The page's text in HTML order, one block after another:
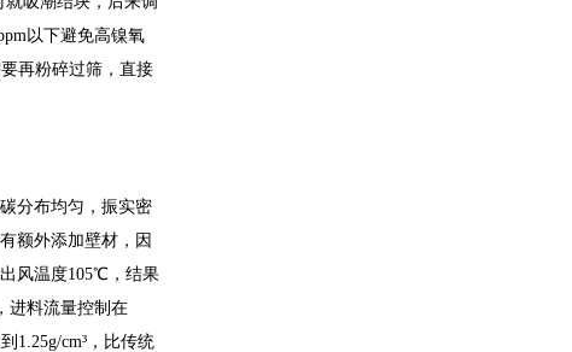
以下避免高镍氧
再粉碎过筛，直接
分布均匀，振实密
额外添加壁材，因
风温度105℃，结果
进料流量控制在
1.25g/cm³，比传统